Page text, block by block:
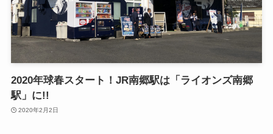
2020年球春スタート！JR南郷駅は「ライオンズ南郷
駅」に!!
2020年2月2日